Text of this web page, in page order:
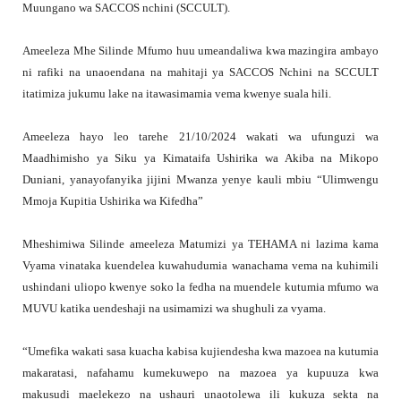
Muungano wa SACCOS nchini (SCCULT).
Ameeleza Mhe Silinde Mfumo huu umeandaliwa kwa mazingira ambayo
ni rafiki na unaoendana na mahitaji ya SACCOS Nchini na SCCULT
itatimiza jukumu lake na itawasimamia vema kwenye suala hili.
Ameeleza hayo leo tarehe 21/10/2024 wakati wa ufunguzi wa
Maadhimisho ya Siku ya Kimataifa Ushirika wa Akiba na Mikopo
Duniani, yanayofanyika jijini Mwanza yenye kauli mbiu “Ulimwengu
Mmoja Kupitia Ushirika wa Kifedha”
Mheshimiwa Silinde ameeleza Matumizi ya TEHAMA ni lazima kama
Vyama vinataka kuendelea kuwahudumia wanachama vema na kuhimili
ushindani uliopo kwenye soko la fedha na muendele kutumia mfumo wa
MUVU katika uendeshaji na usimamizi wa shughuli za vyama.
“Umefika wakati sasa kuacha kabisa kujiendesha kwa mazoea na kutumia
makaratasi, nafahamu kumekuwepo na mazoea ya kupuuza kwa
makusudi maelekezo na ushauri unaotolewa ili kukuza sekta na